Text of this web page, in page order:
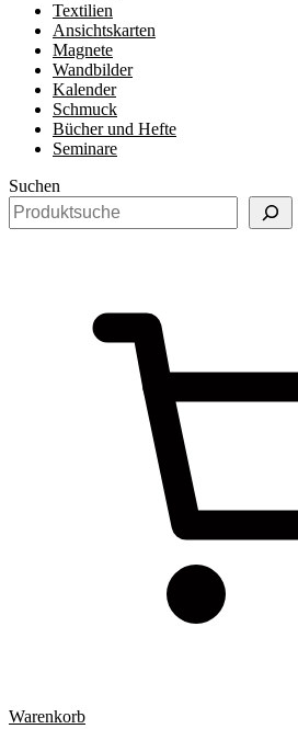
Textilien
Ansichtskarten
Magnete
Wandbilder
Kalender
Schmuck
Bücher und Hefte
Seminare
Suchen
Warenkorb